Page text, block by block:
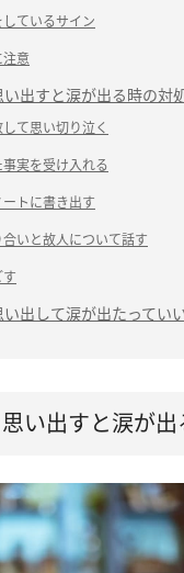
しているサイン
注意
出すと涙が出る時の対
して思い切り泣く
事実を受け入れる
ートに書き出す
合いと故人について話す
す
出して涙が出たってい
い出すと涙が